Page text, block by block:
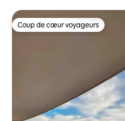
Coup de cœur voyageurs
Coup de cœur voyageurs